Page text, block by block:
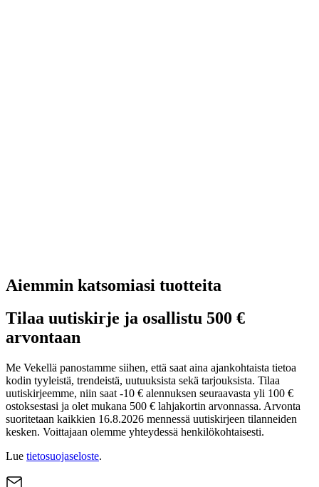
Aiemmin katsomiasi tuotteita
Tilaa uutiskirje ja osallistu 500 €
arvontaan
Me Vekellä panostamme siihen, että saat aina ajankohtaista tietoa
kodin tyyleistä, trendeistä, uutuuksista sekä tarjouksista. Tilaa
uutiskirjeemme, niin saat -10 € alennuksen seuraavasta yli 100 €
ostoksestasi ja olet mukana 500 € lahjakortin arvonnassa. Arvonta
suoritetaan kaikkien 16.8.2026 mennessä uutiskirjeen tilanneiden
kesken. Voittajaan olemme yhteydessä henkilökohtaisesti.
Lue tietosuojaseloste.